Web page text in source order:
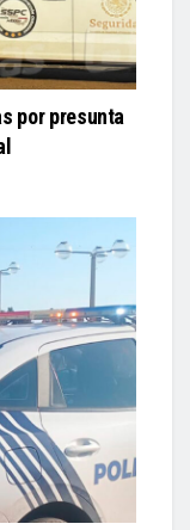
por presunta